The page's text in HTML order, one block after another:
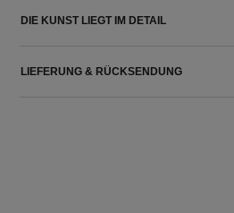
DIE KUNST LIEGT IM DETAIL
LIEFERUNG & RÜCKSENDUNG